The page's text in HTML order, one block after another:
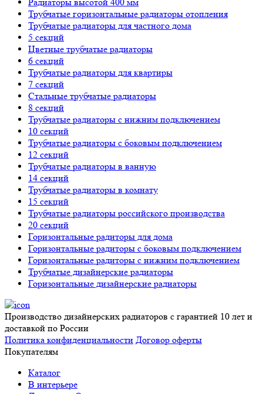
Трубчатые горизонтальные радиаторы отопления
Трубчатые радиаторы для частного дома
5 секций
Цветные трубчатые радиаторы
6 секций
Трубчатые радиаторы для квартиры
7 секций
Стальные трубчатые радиаторы
8 секций
Трубчатые радиаторы с нижним подключением
10 секций
Трубчатые радиаторы с боковым подключением
12 секций
Трубчатые радиаторы в ванную
14 секций
Трубчатые радиаторы в комнату
15 секций
Трубчатые радиаторы российского производства
20 секций
Горизонтальные радиторы для дома
Горизонтальные радиторы с боковым подключением
Горизонтальные радиторы с нижним подключением
Трубчатые дизайнерские радиаторы
Горизонтальные дизайнерские радиаторы
Производство дизайнерских радиаторов с гарантией 10 лет и
доставкой по России
Политика конфиденциальности Договор оферты
Покупателям
Каталог
В интерьере